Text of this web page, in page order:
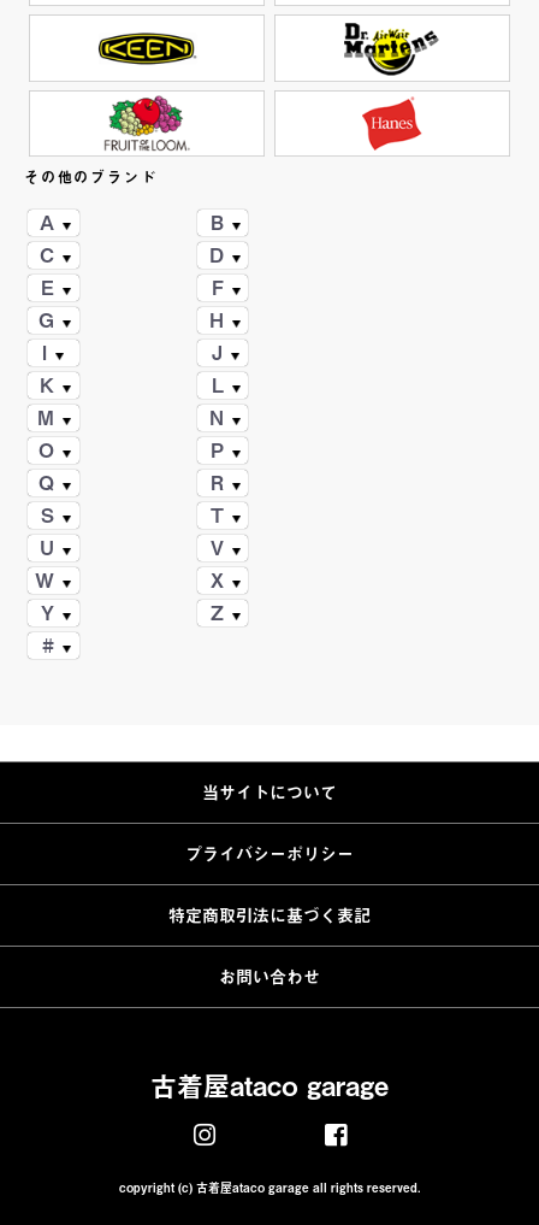
その他のブランド
A
B
C
D
E
F
G
H
J
K
M
N
O
P
Q
R
S
T
U
V
W
X
Y
Z
#
当サイトについて
プライバシーポリシー
特定商取引法に基づく表記
お問い合わせ
古着屋ataco garage
copyright (c) 古着屋ataco garage all rights reserved.